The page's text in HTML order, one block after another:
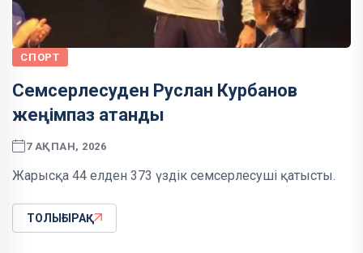
СПОРТ
Семсерлесуден Руслан Курбанов
жеңімпаз атанды
7 АҚПАН, 2026
Жарысқа 44 елден 373 үздік семсерлесуші қатысты.
ТОЛЫҒЫРАҚ